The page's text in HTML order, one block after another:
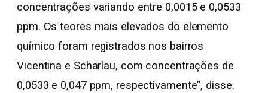
concentrações variando entre 0,0015 e 0,0533
ppm. Os teores mais elevados do elemento
químico foram registrados nos bairros
Vicentina e Scharlau, com concentrações de
0,0533 e 0,047 ppm, respectivamente”, disse.